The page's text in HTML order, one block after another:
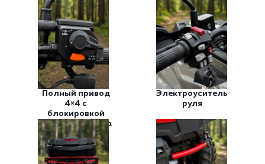
Полный привод
4×4 с
блокировкой
дифференциала
Электроуситель
руля